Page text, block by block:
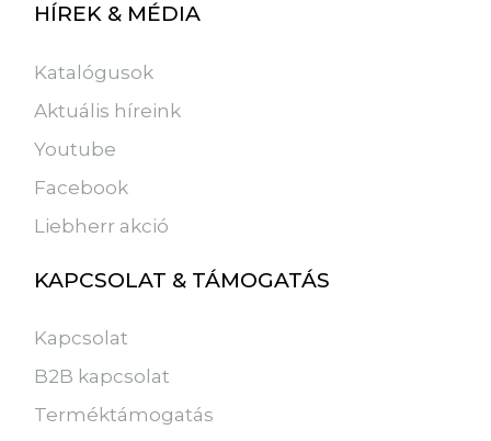
HÍREK & MÉDIA
Katalógusok
Aktuális híreink
Youtube
Facebook
Liebherr akció
KAPCSOLAT & TÁMOGATÁS
Kapcsolat
B2B kapcsolat
Terméktámogatás